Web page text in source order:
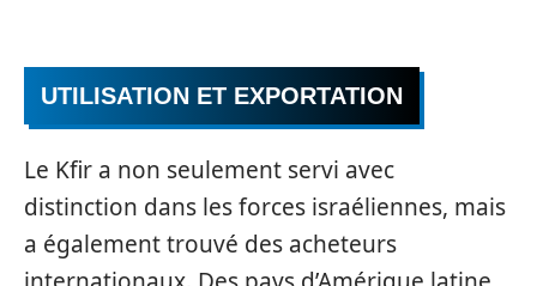
UTILISATION ET EXPORTATION
Le Kfir a non seulement servi avec
distinction dans les forces israéliennes, mais
a également trouvé des acheteurs